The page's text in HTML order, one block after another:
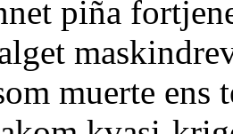
piña
muerte ens